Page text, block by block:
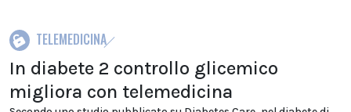
TELEMEDICINA
In diabete 2 controllo glicemico
migliora con telemedicina